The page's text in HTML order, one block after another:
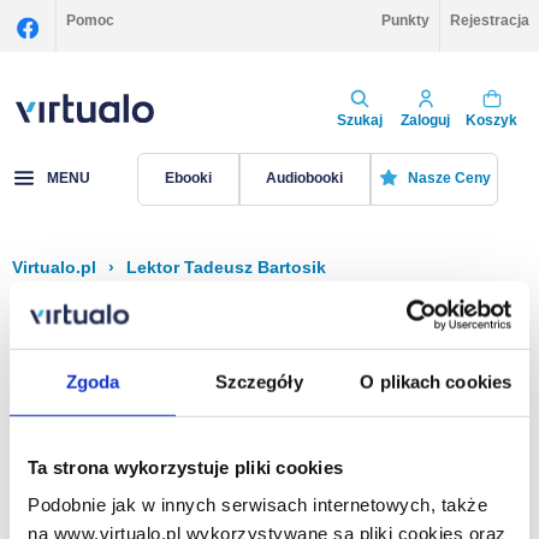
Zgoda Szczegóły O plikach cookies
Ta strona wykorzystuje pliki cookies
Podobnie jak w innych serwisach internetowych, także
na www.virtualo.pl wykorzystywane są pliki cookies oraz
Pomoc Punkty Rejestracja
Szukaj Zaloguj Koszyk
MENU Ebooki Audiobooki Nasze Ceny
Virtualo.pl › Lektor Tadeusz Bartosik
Filtruj Sortuj
Na stronie